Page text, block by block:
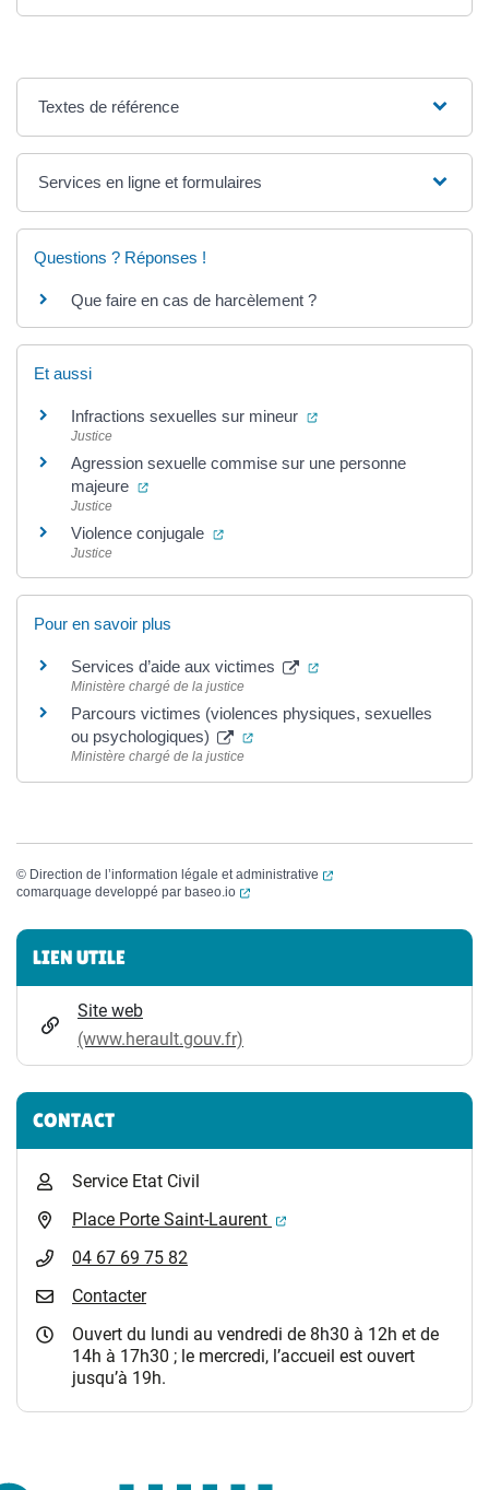
Textes de référence
Services en ligne et formulaires
Questions ? Réponses !
Que faire en cas de harcèlement ?
Et aussi
Infractions sexuelles sur mineur (ouverture dans un
Justice
Agression sexuelle commise sur une personne
majeure
(ouverture dans un nouvel onglet)
Justice
Violence conjugale (ouverture dans un nouvel onglet)
Justice
Pour en savoir plus
Services d’aide aux victimes (ouverture dans un
Ministère chargé de la justice
Parcours victimes (violences physiques, sexuelles
ou psychologiques)
(ouverture dans un nouvel onglet)
Ministère chargé de la justice
© Direction de l’information légale et administrative
(ouverture dans un
comarquage developpé par baseo.io (ouverture dans un nouvel onglet)
Informations complémentaires
LIEN UTILE
Site web
(www.herault.gouv.fr)
CONTACT
Service Etat Civil
Place Porte Saint-Laurent
(ouverture dans un
04 67 69 75 82
Contacter
Ouvert du lundi au vendredi de 8h30 à 12h et de
14h à 17h30 ; le mercredi, l’accueil est ouvert
jusqu’à 19h.